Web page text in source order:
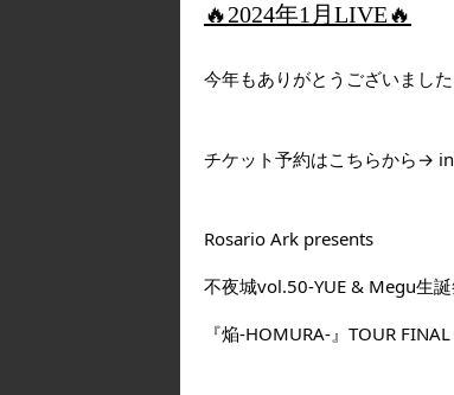
🔥2024年1月LIVE🔥
今年もありがとうございまし
チケット予約はこちらから→
Rosario Ark presents
不夜城vol.50-YUE & Megu生
『焔-HOMURA-』TOUR FINAL